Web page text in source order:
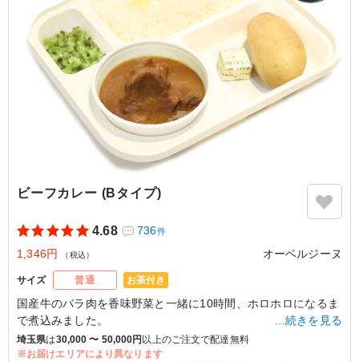
なります。
5.0 宗教法人 密蔵院
今回は中辛を選択しました。（前回は甘口） 口に入れた
瞬間は甘く、後からくるスパイスの辛さは中々で、みんな
「辛い」とうなっておりました。 ですが、スプーンが止
まることのない絶妙な加減で残す人は一人もいませんでし
イベント運営›イベントスタッフ
ビーフカレー (Bタイプ)
4.68 736件
1,346円 （税込） オーベルジーヌ
サイズ 普通 お茶付き
国産牛のバラ肉を香味野菜と一緒に10時間、ホロホロになるま
で煮込みました。
濃厚な牛肉の旨味と玉ねぎの甘味が程よくマッチ。酸味とコク
と旨味を一度に味わえるオーベルジーヌの定番カレーです。
…続きを見る
埼玉県は30,000 〜 50,000円 以上のご注文で配達無料
※お届けエリアにより異なります